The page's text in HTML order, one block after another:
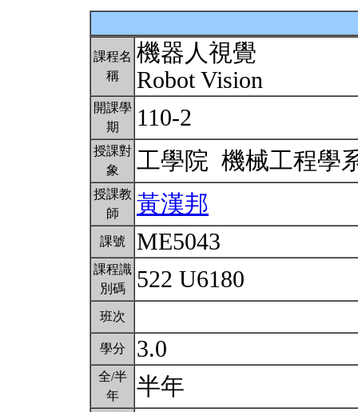
課程名
稱
機器人視覺
Robot Vision
開課學
期
110-2
授課對
象
工學院 機械工程學
授課教
師
黃漢邦
課號 ME5043
課程識
別碼
522 U6180
班次
學分 3.0
全/半
年
半年